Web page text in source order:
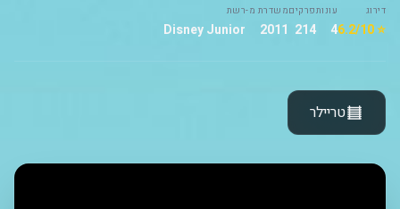
דירוג
⭐ 6.2/10
עונות
4
פרקים
214
משדרת מ-
2011
רשת
Disney Junior
טריילר